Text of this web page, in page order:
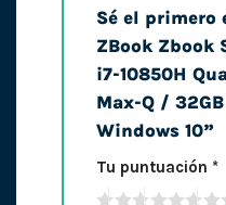
Sé el primero
ZBook Zbook
i7-10850H
Max-Q / 32GB
Windows 10”
Tu puntuación *